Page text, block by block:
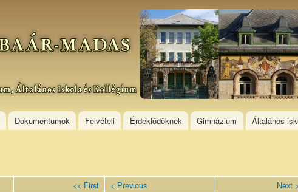
Skip to
main
content
Dokumentumok Felvételi Érdeklődőknek Gimnázium Általános
<< First < Previous Next >